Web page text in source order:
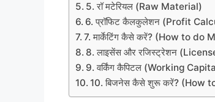
5. रॉ मटेरियल (Raw Material)
6. प्रॉफिट कैलकुलेशन (Profit
7. मार्केटिंग कैसे करें? (How to do
8. लाइसेंस और रजिस्ट्रेशन
9. वर्किंग कैपिटल (Working
10. बिजनेस कैसे शुरू करें? (How